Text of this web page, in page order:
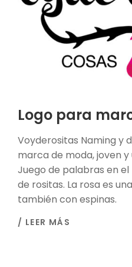
Logo para
Voyderositas Naming y
marca de moda, joven
Juego de palabras en el
de rositas. La rosa es
también con espinas.
/ LEER MÁS